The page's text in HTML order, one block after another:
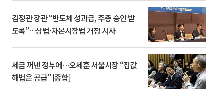
김정관 장관 “반도체 성과급, 주총 승인 받
도록”…상법·자본시장법 개정 시사
세금 꺼낸 정부에…오세훈 서울시장 “집값
해법은 공급” [종합]